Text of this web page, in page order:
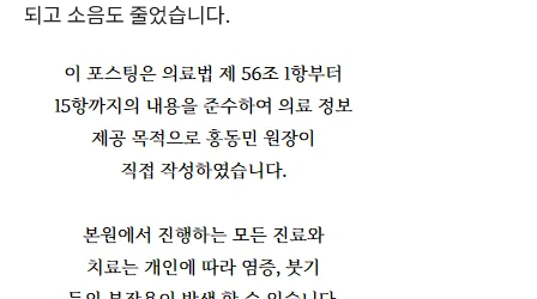
되고 소음도 줄었습니다.